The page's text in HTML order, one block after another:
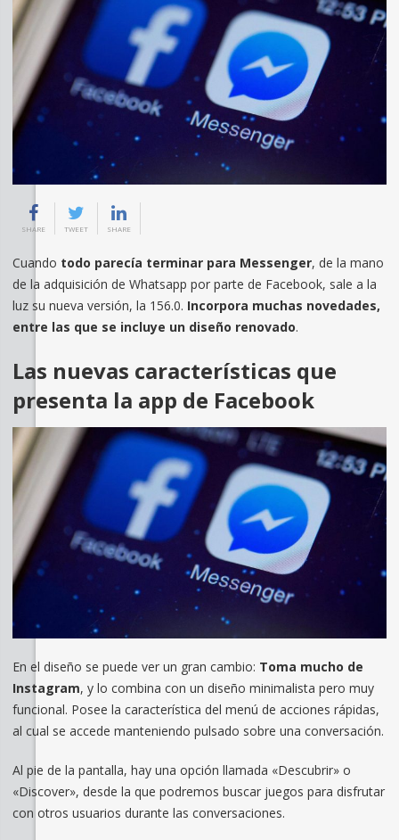
SHARE TWEET SHARE
Cuando todo parecía terminar para Messenger, de la mano
de la adquisición de Whatsapp por parte de Facebook, sale a la
luz su nueva versión, la 156.0. Incorpora muchas novedades,
entre las que se incluye un diseño renovado.
Las nuevas características que
presenta la app de Facebook
En el diseño se puede ver un gran cambio: Toma mucho de
Instagram, y lo combina con un diseño minimalista pero muy
funcional. Posee la característica del menú de acciones rápidas,
al cual se accede manteniendo pulsado sobre una conversación.
Al pie de la pantalla, hay una opción llamada «Descubrir» o
«Discover», desde la que podremos buscar juegos para disfrutar
con otros usuarios durante las conversaciones.